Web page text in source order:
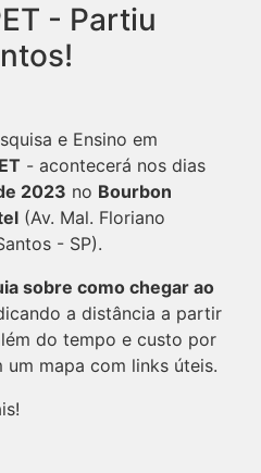
- Partiu
e Ensino em
- acontecerá nos dias
2023 no Bourbon
(Av. Mal. Floriano
- SP).
sobre como chegar ao
a distância a partir
do tempo e custo por
mapa com links úteis.